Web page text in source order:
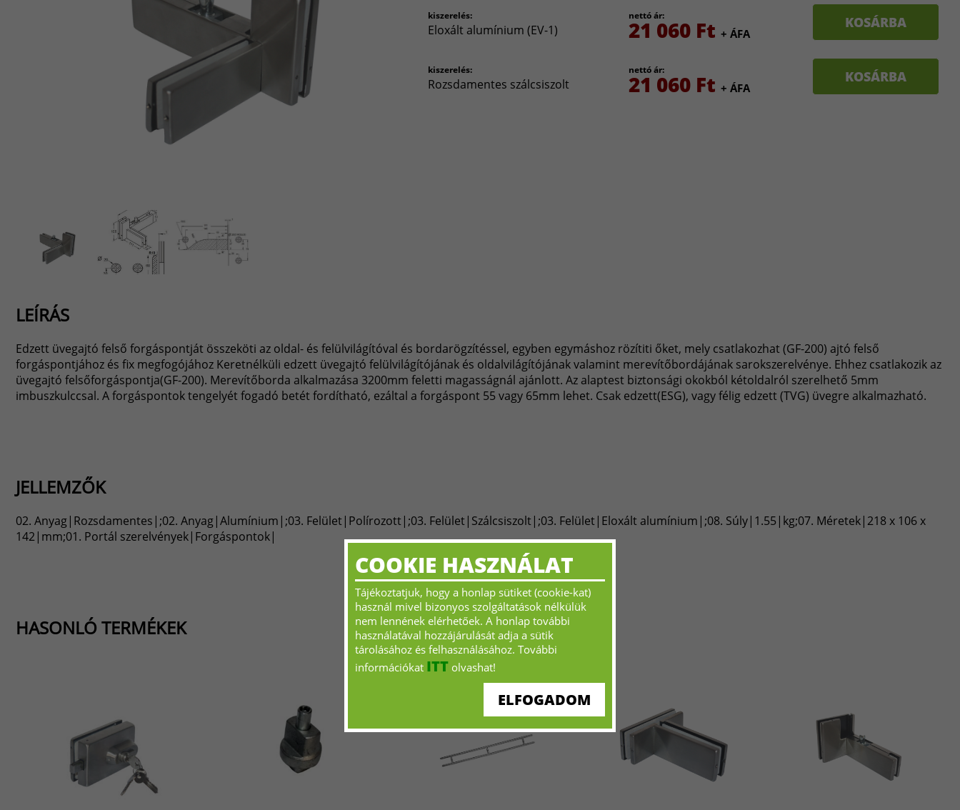
kiszerelés:
Eloxált alumínium (EV-1)
nettó ár:
21 060 Ft + ÁFA
KOSÁRBA
kiszerelés:
Rozsdamentes szálcsiszolt
nettó ár:
21 060 Ft + ÁFA
KOSÁRBA
LEÍRÁS
Edzett üvegajtó felső forgáspontját összeköti az oldal- és felülvilágítóval és bordarögzítéssel, egyben egymáshoz rözítiti őket, mely csatlakozhat (GF-200) ajtó felső
forgáspontjához és fix megfogójához Keretnélküli edzett üvegajtó felülvilágítójának és oldalvilágítójának valamint merevítőbordájának sarokszerelvénye. Ehhez csatlakozik az
üvegajtó felsőforgáspontja(GF-200). Merevítőborda alkalmazása 3200mm feletti magasságnál ajánlott. Az alaptest biztonsági okokból kétoldalról szerelhető 5mm
imbuszkulccsal. A forgáspontok tengelyét fogadó betét fordítható, ezáltal a forgáspont 55 vagy 65mm lehet. Csak edzett(ESG), vagy félig edzett (TVG) üvegre alkalmazható.
JELLEMZŐK
02. Anyag|Rozsdamentes|;02. Anyag|Alumínium|;03. Felület|Polírozott|;03. Felület|Szálcsiszolt|;03. Felület|Eloxált alumínium|;08. Súly|1.55|kg;07. Méretek|218 x 106 x
142|mm;01. Portál szerelvények|Forgáspontok|
HASONLÓ TERMÉKEK
COOKIE HASZNÁLAT
Tájékoztatjuk, hogy a honlap sütiket (cookie-kat)
használ mivel bizonyos szolgáltatások nélkülük
nem lennének elérhetőek. A honlap további
használatával hozzájárulását adja a sütik
tárolásához és felhasználásához. További
információkat ITT olvashat!
ELFOGADOM